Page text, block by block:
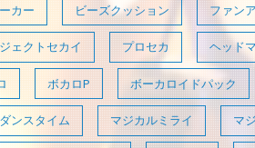
カー ビーズクッション ファン
ェクトセカイ プロセカ ヘッド
ボカロP ボーカロイドパック
ンスタイム マジカルミライ マ